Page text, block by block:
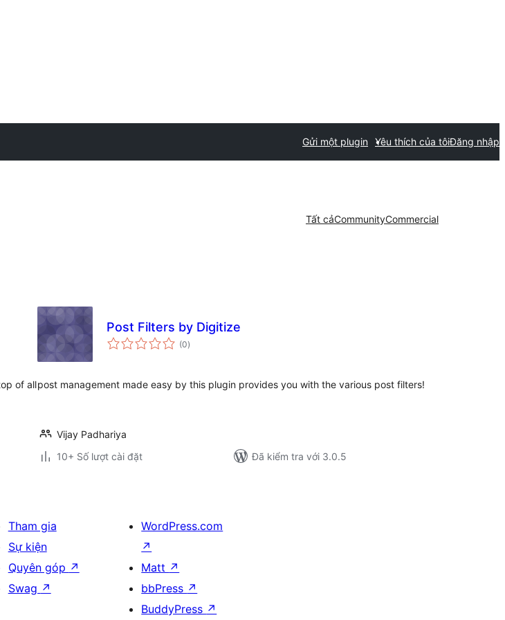
Gửi một plugin Yêu thích của tôiĐăng nhập
Tất cảCommunityCommercial
of all
Post Filters by Digitize
(0tổng
đánh
)
post management made easy by this plugin provides you with the various post filters!
Vijay Padhariya
10+ Số lượt cài đặt
Đã kiểm tra với 3.0.5
Tham gia
Sự kiện
Quyên góp ↗
Swag ↗
WordPress.com
↗
Matt ↗
bbPress ↗
BuddyPress ↗